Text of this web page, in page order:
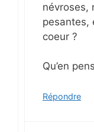
névroses,
pesantes,
coeur ?
Qu’en
Répondre